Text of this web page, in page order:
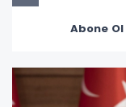
Abone Ol